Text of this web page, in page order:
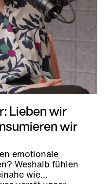
Lieben wir
wir
emotionale
Weshalb fühlen
wie